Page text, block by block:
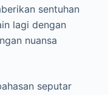
sentuhan
lagi dengan
nuansa
seputar